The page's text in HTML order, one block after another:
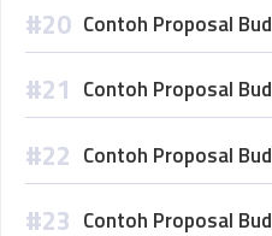
Contoh Proposal
Contoh Proposal
Contoh Proposal
Contoh Proposal